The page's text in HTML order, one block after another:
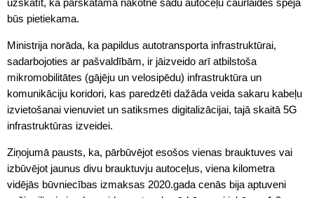
uzskatīt, ka pārskatāmā nākotnē šādu autoceļu caurlaides spēja
būs pietiekama.
Ministrija norāda, ka papildus autotransporta infrastruktūrai,
sadarbojoties ar pašvaldībām, ir jāizveido arī atbilstoša
mikromobilitātes (gājēju un velosipēdu) infrastruktūra un
komunikāciju koridori, kas paredzēti dažāda veida sakaru kabeļu
izvietošanai vienuviet un satiksmes digitalizācijai, tajā skaitā 5G
infrastruktūras izveidei.
Ziņojumā pausts, ka, pārbūvējot esošos vienas brauktuves vai
izbūvējot jaunus divu brauktuvju autoceļus, viena kilometra
vidējās būvniecības izmaksas 2020.gada cenās bija aptuveni